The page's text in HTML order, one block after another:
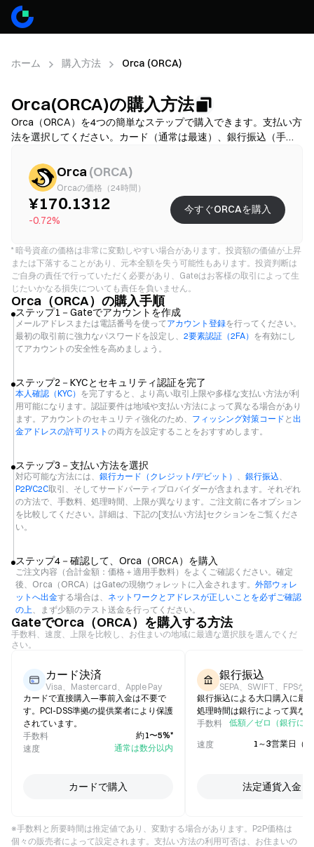
ホーム 購入方法 Orca (ORCA)
Orca(ORCA)の購入方法
Orca（ORCA）を4つの簡単なステップで購入できます。支払い方
法を選択してください。カード（通常は最速）、銀行振込（手数
たはP2P/C2C（選択肢は多いですが、詐欺リスクが高いです）か
ら選び、その後、総コスト（提供業者手数料＋スプレッド）を確
認し、必要に応じてKYCを完了し、2FAでアカウントを保護してく
ださい。利用可能性、上限、手数料、処理時間は地域と提供業者
により異なります。
Orca(ORCA)
Orcaの価格（24時間）
¥170.1312
-0.72%
今すぐORCAを購入
* 暗号資産の価格は非常に変動しやすい場合があります。投資額の価値が上昇
または下落することがあり、元本全額を失う可能性もあります。投資判断は
ご自身の責任で行っていただく必要があり、Gateはお客様の取引によって生
じたいかなる損失についても責任を負いません。
Orca（ORCA）の購入手順
ステップ1－Gateでアカウントを作成
メールアドレスまたは電話番号を使ってアカウント登録を行ってください。
最初の取引前に強力なパスワードを設定し、 2要素認証（2FA） を有効にし
てアカウントの安全性を高めましょう。
ステップ2－KYCとセキュリティ認証を完了
本人確認（KYC） を完了すると、より高い取引上限や多様な支払い方法が利
用可能になります。認証要件は地域や支払い方法によって異なる場合があり
ます。アカウントのセキュリティ強化のため、 フィッシング対策コード と 出
金アドレスの許可リスト の両方を設定することをおすすめします。
ステップ3－支払い方法を選択
対応可能な方法には、 銀行カード（クレジット/デビット） 、 銀行振込、
P2P/C2C取引、そしてサードパーティプロバイダーが含まれます。それぞれ
の方法で、手数料、処理時間、上限が異なります。ご注文前に各オプション
を比較してください。詳細は、下記の[支払い方法]セクションをご覧くださ
い。
ステップ4－確認して、Orca（ORCA）を購入
ご注文内容（合計金額：価格＋適用手数料）をよくご確認ください。確定
後、Orca（ORCA）はGateの現物ウォレットに入金されます。 外部ウォレ
ットへ出金する場合は、 ネットワークとアドレスが正しいことを必ずご確認
の上、まず少額のテスト送金を行ってください。
GateでOrca（ORCA）を購入する方法
手数料、速度、上限を比較し、お住まいの地域に最適な選択肢を選んでくだ
さい。
カード決済
Visa、Mastercard、Apple Pay
カードで直接購入—事前入金は不要で
す。PCI-DSS準拠の提供業者により保護
されています。
手数料
約1〜5%*
速度
通常は数分以内
カードで購入
銀行振込
SEPA、SWIFT、FPSなど
銀行振込による大口購入に最
処理時間は銀行によって異な
手数料
低額／ゼロ（銀行に
速度
1～3営業日（
法定通貨入金
※手数料と所要時間は推定値であり、変動する場合があります。P2P価格は
個々の販売者によって設定されます。支払い方法の利用可否は、お住まいの